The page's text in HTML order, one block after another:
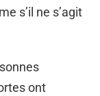
s’il ne s’agit
ont